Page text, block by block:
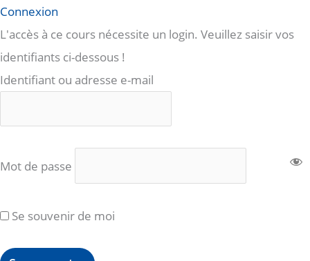
Connexion
L'accès à ce cours nécessite un login. Veuillez saisir vos
identifiants ci-dessous !
Identifiant ou adresse e-mail
Mot de passe
Se souvenir de moi